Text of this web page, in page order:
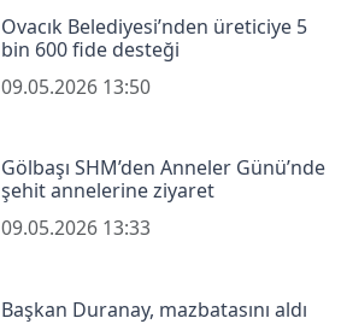
Ovacık Belediyesi’nden üreticiye 5
bin 600 fide desteği
09.05.2026 13:50
Gölbaşı SHM’den Anneler Günü’nde
şehit annelerine ziyaret
09.05.2026 13:33
Başkan Duranay, mazbatasını aldı